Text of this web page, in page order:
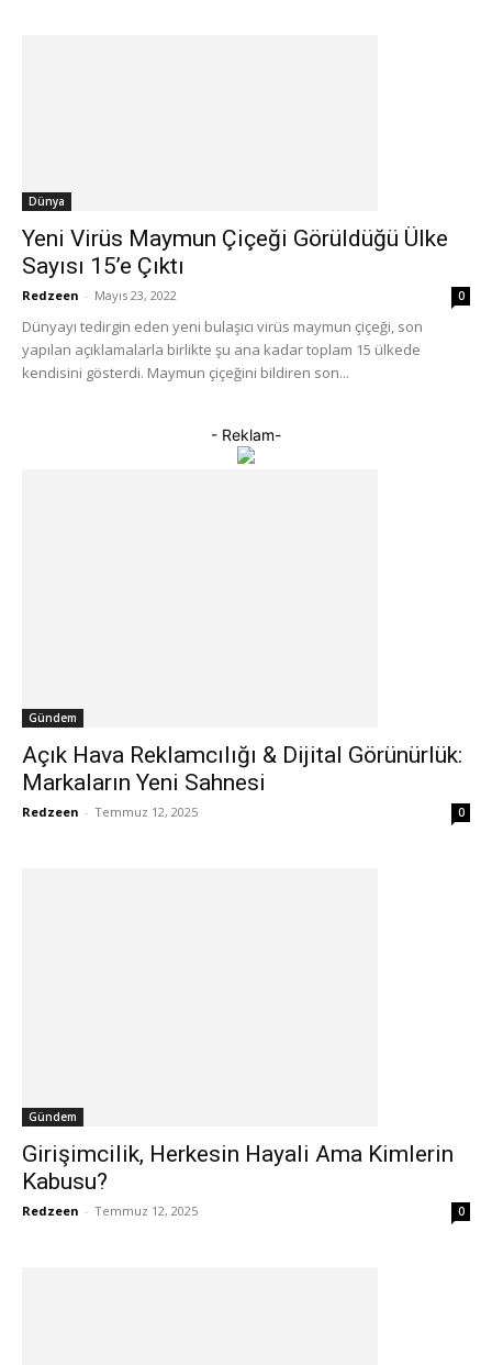
Dünya
Yeni Virüs Maymun Çiçeği Görüldüğü Ülke
Sayısı 15’e Çıktı
Redzeen - Mayıs 23, 2022 0
Dünyayı tedirgin eden yeni bulaşıcı virüs maymun çiçeği, son
yapılan açıklamalarla birlikte şu ana kadar toplam 15 ülkede
kendisini gösterdi. Maymun çiçeğini bildiren son...
- Reklam-
Gündem
Açık Hava Reklamcılığı & Dijital Görünürlük:
Markaların Yeni Sahnesi
Redzeen - Temmuz 12, 2025 0
Gündem
Girişimcilik, Herkesin Hayali Ama Kimlerin
Kabusu?
Redzeen - Temmuz 12, 2025 0